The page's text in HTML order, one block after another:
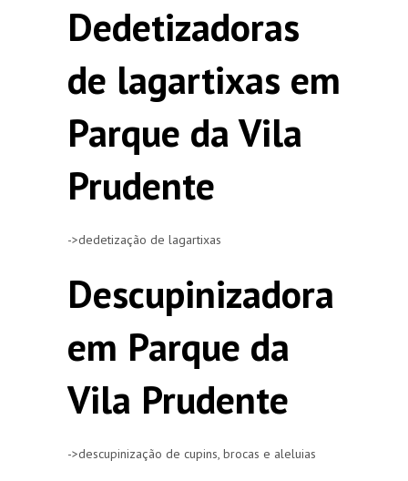
Dedetizadoras
de lagartixas em
Parque da Vila
Prudente
->dedetização de lagartixas
Descupinizadora
em Parque da
Vila Prudente
->descupinização de cupins, brocas e aleluias